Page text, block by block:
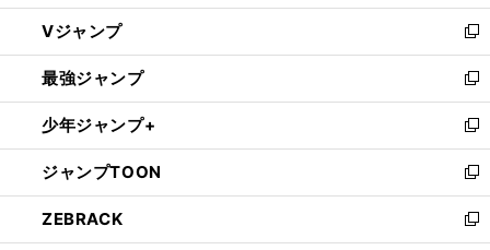
ウ
ィ
ン
ド
ウ
で
開
く
し
い
ウ
ィ
ン
ド
ウ
で
開
く
Vジャンプ
新
し
い
ウ
ィ
ン
ド
ウ
で
開
最強ジャンプ
新
し
い
ウ
ィ
ン
ド
ウ
少年ジャンプ+
新
し
い
ウ
ィ
ン
ジャンプTOON
新
し
い
ウ
ZEBRACK
新